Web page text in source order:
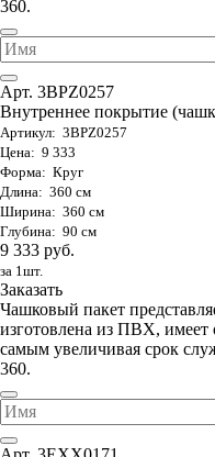
360.
Арт. 3BPZ0257
Внутреннее покрытие
Артикул: 3BPZ0257
Цена: 9 333
Форма: Круг
Длина: 360 см
Ширина: 360 см
Глубина: 90 см
9 333 руб.
за 1шт.
Заказать
Чашковый пакет
изготовлена из ПВХ,
самым увеличивая срок
360.